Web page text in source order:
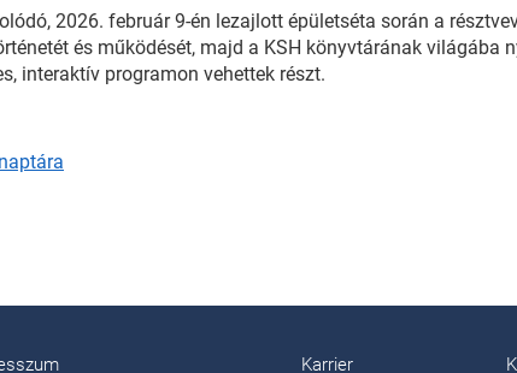
2026. február 9-én lezajlott épületséta során a
és működését, majd a KSH könyvtárának világába
interaktív programon vehettek részt.
Karrier